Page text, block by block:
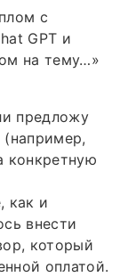
с
GPT и
на тему…»
предложу
конкретную
как и
внести
который
оплатой.